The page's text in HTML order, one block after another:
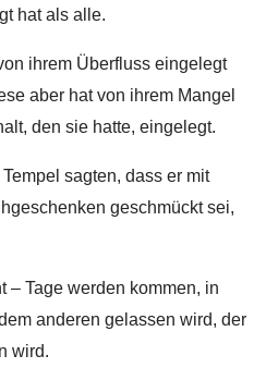
hat als alle.
ihrem Überfluss eingelegt
aber hat von ihrem Mangel
den sie hatte, eingelegt.
sagten, dass er mit
geschmückt sei,
– Tage werden kommen, in
anderen gelassen wird, der
wird.